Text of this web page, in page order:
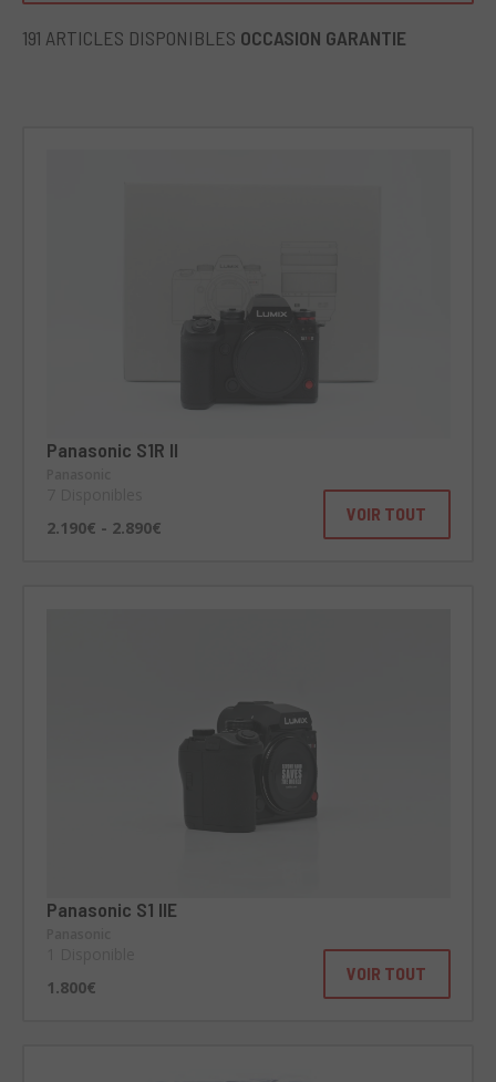
191 ARTICLES DISPONIBLES OCCASION GARANTIE
Panasonic S1R II
2.190€ - 2.890€
VOIR TOUT
Panasonic S1 IIE
1.800€
VOIR TOUT